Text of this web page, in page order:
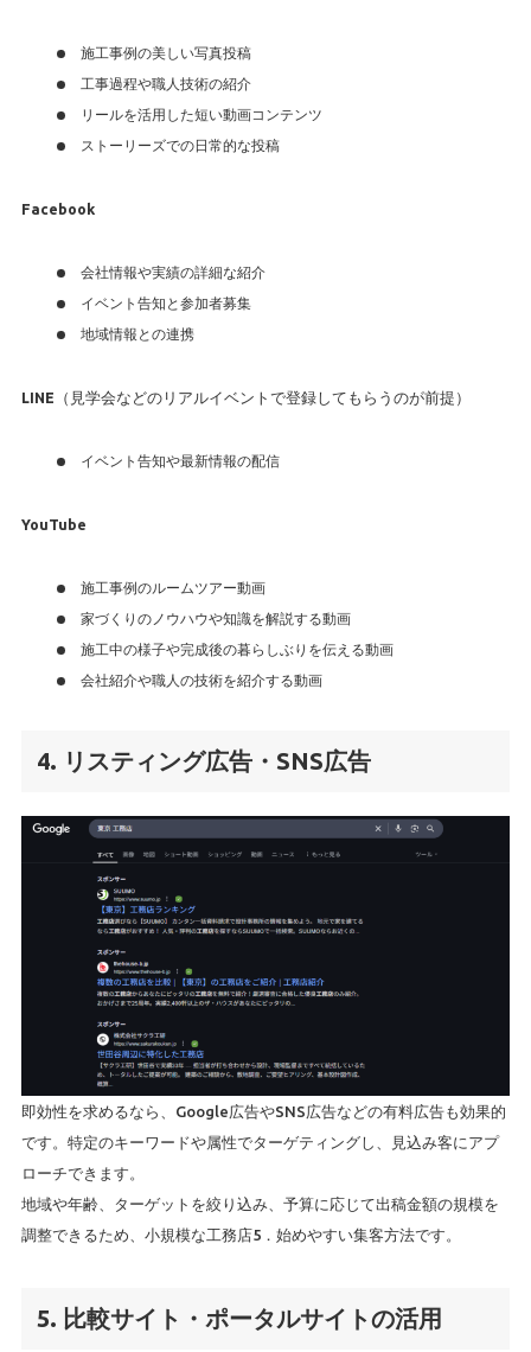
施工事例の美しい写真投稿
工事過程や職人技術の紹介
リールを活用した短い動画コンテンツ
ストーリーズでの日常的な投稿
Facebook
会社情報や実績の詳細な紹介
イベント告知と参加者募集
地域情報との連携
LINE （見学会などのリアルイベントで登録してもらうのが前提）
イベント告知や最新情報の配信
YouTube
施工事例のルームツアー動画
家づくりのノウハウや知識を解説する動画
施工中の様子や完成後の暮らしぶりを伝える動画
会社紹介や職人の技術を紹介する動画
4. リスティング広告・SNS広告
即効性を求めるなら、Google広告やSNS広告などの有料広告も効果的
です。特定のキーワードや属性でターゲティングし、見込み客にアプ
ローチできます。
地域や年齢、ターゲットを絞り込み、予算に応じて出稿金額の規模を
調整できるため、小規模な工務店5．始めやすい集客方法です。
5. 比較サイト・ポータルサイトの活用